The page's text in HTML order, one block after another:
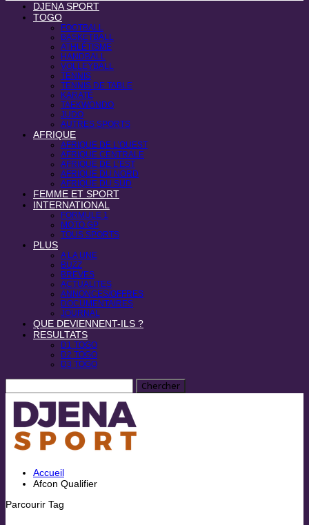
DJENA SPORT
TOGO
FOOTBALL
BASKETBALL
ATHLÉTISME
HANDBALL
VOLLEYBALL
TENNIS
TENNIS DE TABLE
KARATÉ
TAEKWONDO
JUDO
AUTRES SPORTS
AFRIQUE
AFRIQUE DE L’OUEST
AFRIQUE CENTRALE
AFRIQUE DE L’EST
AFRIQUE DU NORD
AFRIQUE DU SUD
FEMME ET SPORT
INTERNATIONAL
FORMULE 1
MOTO GP
TOUS SPORTS
PLUS
A LA UNE
BUZZ
BREVES
ACTUALITES
ANNONCES/OFFRES
DOCUMENTAIRES
JOURNAL
QUE DEVIENNENT-ILS ?
RESULTATS
D1 TOGO
D2 TOGO
D3 TOGO
Accueil
Afcon Qualifier
Parcourir Tag